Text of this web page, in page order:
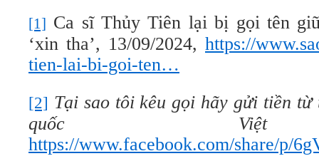
[1] Ca sĩ Thủy Tiên lại bị gọi tên
‘xin tha’, 13/09/2024, https://
tien-lai-bi-goi-ten…
[2] Tại sao tôi kêu gọi hãy gửi tiền
quốc Việt
https://www.facebook.com/share/p/